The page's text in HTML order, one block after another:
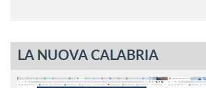
LA NUOVA CALABRIA